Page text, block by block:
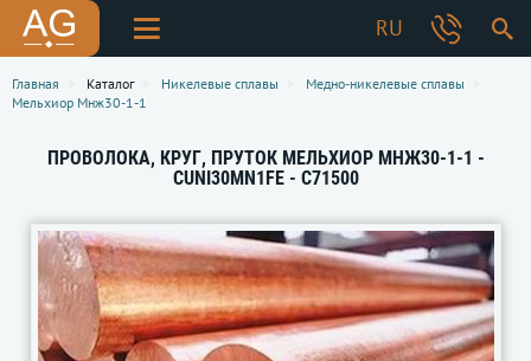
RU
Главная Каталог Никелевые сплавы
Медно-никелевые сплавы
Мельхиор Мнж30-1-1
ПРОВОЛОКА, КРУГ, ПРУТОК МЕЛЬХИОР МНЖ30-1-1 -
CUNI30MN1FE - C71500